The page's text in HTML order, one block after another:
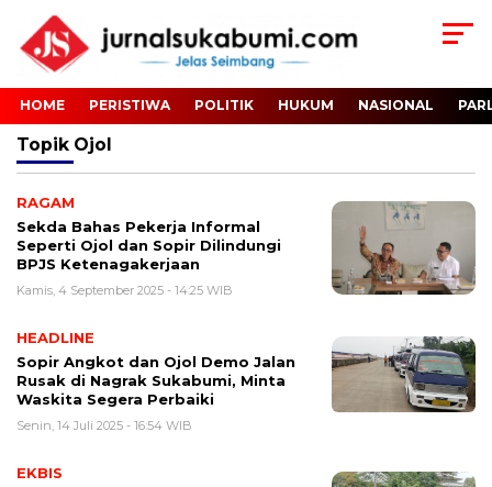
HOME PERISTIWA POLITIK HUKUM NASIONAL
Topik Ojol
RAGAM
Sekda Bahas Pekerja Informal
Seperti Ojol dan Sopir Dilindungi
BPJS Ketenagakerjaan
Kamis, 4 September 2025 - 14:25 WIB
HEADLINE
Sopir Angkot dan Ojol Demo Jalan
Rusak di Nagrak Sukabumi, Minta
Waskita Segera Perbaiki
Senin, 14 Juli 2025 - 16:54 WIB
EKBIS